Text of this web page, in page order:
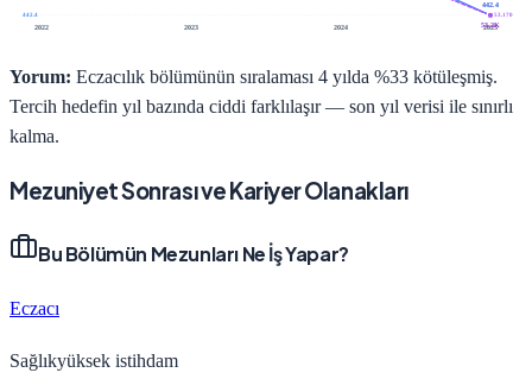
442.4
53.170
2022
2023 2024 2025
442.4
53.2K
Yorum: Eczacılık bölümünün sıralaması 4 yılda %33 kötüleşmiş.
Tercih hedefin yıl bazında ciddi farklılaşır — son yıl verisi ile sınırlı
kalma.
Mezuniyet Sonrası ve Kariyer Olanakları
Bu Bölümün Mezunları Ne İş Yapar?
Eczacı
Sağlıkyüksek istihdam